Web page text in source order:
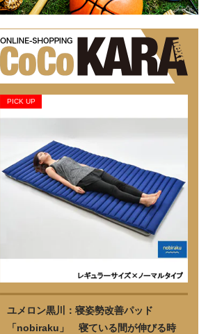
PICK UP
ユメロン黒川：寝姿勢改善パッド
「nobiraku」 寝ている間が伸びる時